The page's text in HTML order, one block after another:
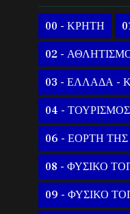
00 - ΚΡΗΤΗ
02 -
03 - ΕΛΛΑΔΑ -
04 - ΤΟΥΡΙΣΜΟΣ
06 - ΕΟΡΤΗ
08 - ΦΥΣΙΚΟ
09 - ΦΥΣΙΚΟ